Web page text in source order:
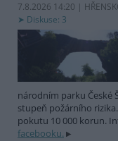
7.8.2026 14:20 |
Diskuse: 3
národním parku České
stupeň požárního
pokutu 10 000 korun.
facebooku.